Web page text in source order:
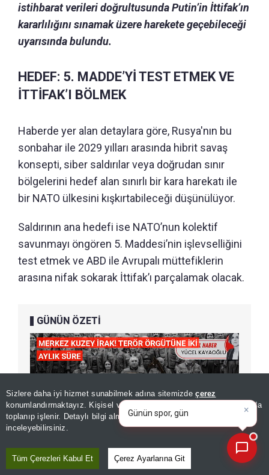
Sizlere daha iyi hizmet sunabilmek adına sitemizdeçerez
konumlandırmaktayız. Kişisel verileriniz, KVKK ve GDPR kapsamında
toplanıp işlenir. Detaylı bilgi almak içinAydınlatma Metnimizi
inceleyebilirsiniz.
Tüm Çerezleri Kabul Et Çerez Ayarlarına Git
istihbarat verileri doğrultusunda Putin’in İttifak’ın
kararlılığını sınamak üzere harekete geçebileceği
uyarısında bulundu.
HEDEF: 5. MADDE’Yİ TEST ETMEK VE
İTTİFAK’I BÖLMEK
Haberde yer alan detaylara göre, Rusya'nın bu
sonbahar ile 2029 yılları arasında hibrit savaş
konsepti, siber saldırılar veya doğrudan sınır
bölgelerini hedef alan sınırlı bir kara harekatı ile
bir NATO ülkesini kışkırtabileceği düşünülüyor.
Saldırının ana hedefi ise NATO’nun kolektif
savunmayı öngören 5. Maddesi’nin işlevselliğini
test etmek ve ABD ile Avrupalı müttefiklerin
arasına nifak sokarak İttifak’ı parçalamak olacak.
GÜNÜN ÖZETİ
×
Günün spor, gündem ve
ekonomi gelişmelerini anali